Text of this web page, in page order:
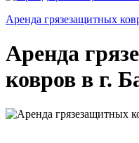
Аренда грязезащитных
Аренда
ковров в г.